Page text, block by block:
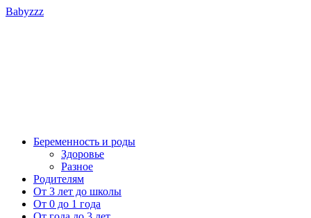
Babyzzz
Беременность и роды
Здоровье
Разное
Родителям
От 3 лет до школы
От 0 до 1 года